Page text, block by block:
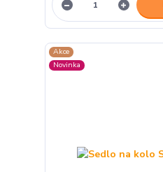
Akce
Novinka